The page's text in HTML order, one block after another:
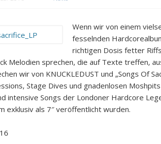
Wenn wir von einem
fesselnden
richtigen Dosis fetter
Melodien sprechen, die auf Texte treffen,
wir von KNUCKLEDUST und „Songs Of
Stage Dives und gnadenlosen
intensive Songs der Londoner Hardcore
exklusiv als 7″ veröffentlicht wurden.